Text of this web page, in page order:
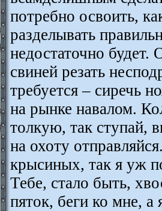
потребно освоить,
разделывать
недостаточно
свиней резать
требуется – сиречь
на рынке навалом.
толкую, так ступай,
на охоту
крысиных, так я уж
Тебе, стало быть,
пяток, беги ко мне, а